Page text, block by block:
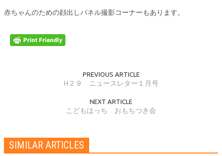
赤ちゃんのための顔出しパネル撮影コーナーもあります。
PREVIOUS ARTICLE
H２９ ニュースレター１月号
NEXT ARTICLE
こどもはっち おもちつき会
SIMILAR ARTICLES